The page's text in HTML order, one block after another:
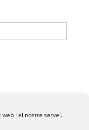
i el nostre servei.
2026